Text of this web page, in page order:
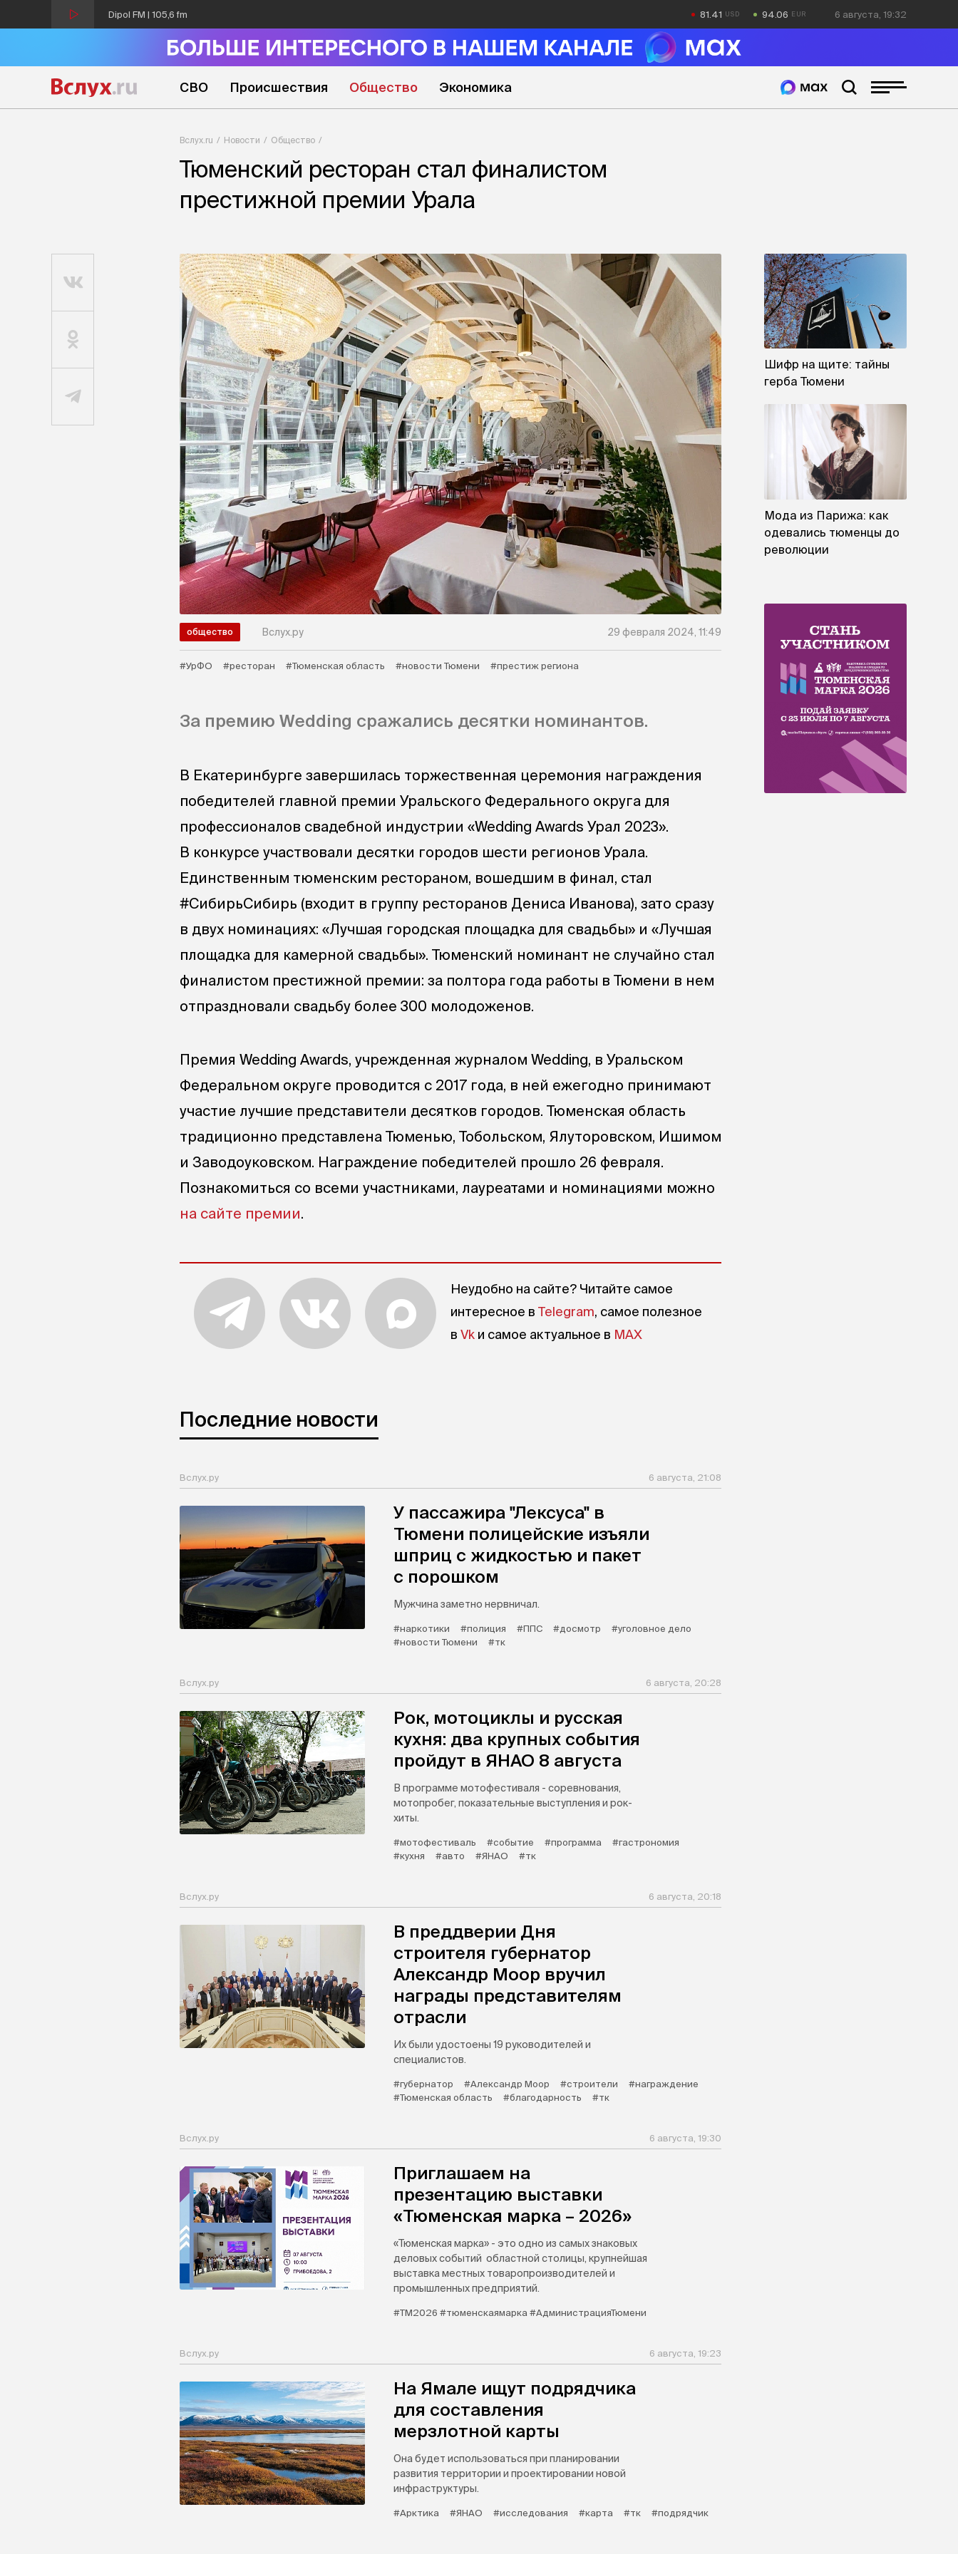
Dipol FM | 105,6 fm 81.41 94.06 6 августа, 19:32
СВО Происшествия Общество Экономика
Вслух.ru Новости Общество
Тюменский ресторан стал финалистом
престижной премии Урала
общество Вслух.ру 29 февраля 2024, 11:49
#УрФО #ресторан #Тюменская область #новости Тюмени #престиж региона
За премию Wedding сражались десятки номинантов.
В Екатеринбурге завершилась торжественная церемония награждения
победителей главной премии Уральского Федерального округа для
профессионалов свадебной индустрии «Wedding Awards Урал 2023».
В конкурсе участвовали десятки городов шести регионов Урала.
Единственным тюменским рестораном, вошедшим в финал, стал
#СибирьСибирь (входит в группу ресторанов Дениса Иванова), зато сразу
в двух номинациях: «Лучшая городская площадка для свадьбы» и «Лучшая
площадка для камерной свадьбы». Тюменский номинант не случайно стал
финалистом престижной премии: за полтора года работы в Тюмени в нем
отпраздновали свадьбу более 300 молодоженов.
Премия Wedding Awards, учрежденная журналом Wedding, в Уральском
Федеральном округе проводится с 2017 года, в ней ежегодно принимают
участие лучшие представители десятков городов. Тюменская область
традиционно представлена Тюменью, Тобольском, Ялуторовском, Ишимом
и Заводоуковском. Награждение победителей прошло 26 февраля.
Познакомиться со всеми участниками, лауреатами и номинациями можно
на сайте премии.
Неудобно на сайте? Читайте самое
интересное в Telegram, самое полезное
в Vk и самое актуальное в MAX
Последние новости
Вслух.ру 6 августа, 21:08
У пассажира "Лексуса" в
Тюмени полицейские изъяли
шприц с жидкостью и пакет
с порошком
Мужчина заметно нервничал.
#наркотики #полиция #ППС #досмотр
#уголовное дело
#новости Тюмени
#тк
Вслух.ру 6 августа, 20:28
Рок, мотоциклы и русская
кухня: два крупных события
пройдут в ЯНАО 8 августа
В программе мотофестиваля - соревнования,
мотопробег, показательные выступления и рок-
хиты.
#мотофестиваль #событие #программа
#гастрономия
#кухня
#авто #ЯНАО #тк
Вслух.ру 6 августа, 20:18
В преддверии Дня
строителя губернатор
Александр Моор вручил
награды представителям
отрасли
Их были удостоены 19 руководителей и
специалистов.
#губернатор #Александр Моор #строители
#награждение
#Тюменская область
#благодарность #тк
Вслух.ру 6 августа, 19:30
Приглашаем на
презентацию выставки
«Тюменская марка – 2026»
«Тюменская марка» - это одно из самых знаковых
деловых событий областной столицы, крупнейшая
выставка местных товаропроизводителей и
промышленных предприятий.
#ТМ2026 #тюменскаямарка #АдминистрацияТюмени
Вслух.ру 6 августа, 19:23
На Ямале ищут подрядчика
для составления
мерзлотной карты
Она будет использоваться при планировании
развития территории и проектировании новой
инфраструктуры.
#Арктика #ЯНАО #исследования #карта #тк #подрядчик
Шифр на щите: тайны
герба Тюмени
Мода из Парижа: как
одевались тюменцы до
революции